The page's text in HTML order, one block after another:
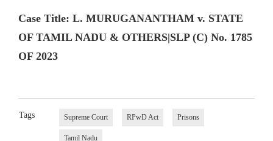
Case Title: L. MURUGANANTHAM v. STATE
OF TAMIL NADU & OTHERS|SLP (C) No. 1785
OF 2023
Tags Supreme Court RPwD Act Prisons
Tamil Nadu